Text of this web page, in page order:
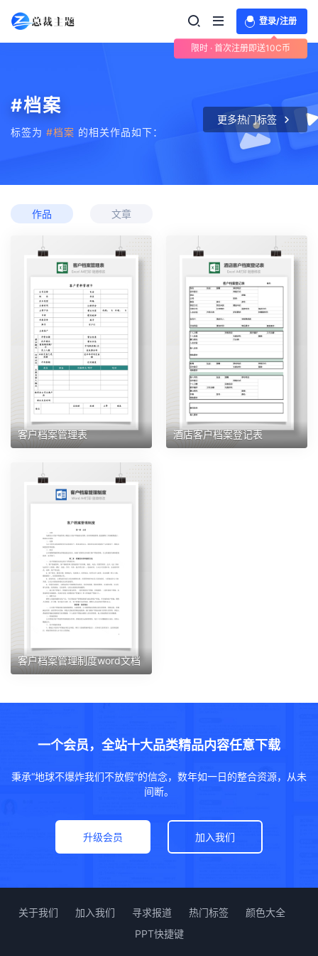
登录/注册
限时 · 首次注册即送10C币
#档案
标签为 #档案 的相关作品如下：
更多热门标签
作品 文章
客户档案管理表 酒店客户档案登记表
客户档案管理制度word文档
一个会员，全站十大品类精品内容任意下载
秉承“地球不爆炸我们不放假”的信念，数年如一日的整合资源，从未
间断。
升级会员 加入我们
关于我们 加入我们 寻求报道 热门标签
颜色大全
PPT快捷键